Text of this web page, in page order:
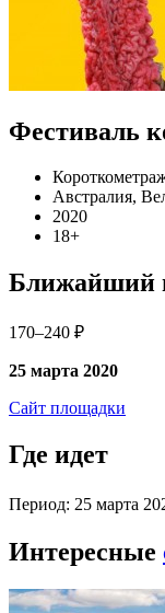
Фестиваль
Австралия,
2020
18+
Ближайший
170–240 ₽
25 марта 2020
Сайт площадки
Где идет
Период: 25 марта
Интересные